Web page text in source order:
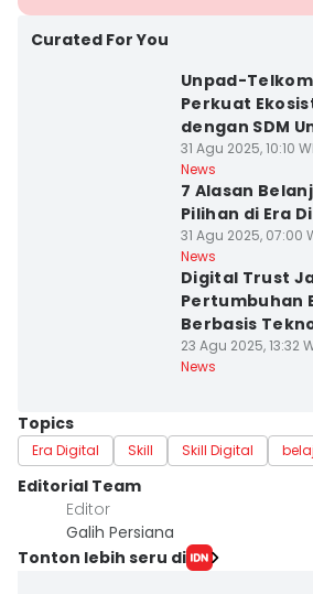
Curated For You
Unpad-
Perkuat
dengan SDM
31 Agu 2025, 10:10
News
7 Alasan
Pilihan di Era
31 Agu 2025, 07:00
News
Digital Trust
Pertumbuhan
Berbasis
23 Agu 2025, 13:32
News
Topics
Era Digital Skill Skill Digital
Editorial Team
Editor
Galih Persiana
Tonton lebih seru di